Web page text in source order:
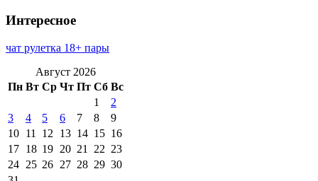
Интересное
чат рулетка 18+ пары
Август 2026
Пн Вт Ср Чт Пт Сб Вс
1
2
3
4 5 6 7 8
9
10 11 12 13 14 15 16
17 18 19 20 21 22 23
24 25 26 27 28 29 30